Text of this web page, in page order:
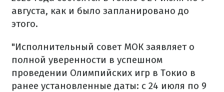
августа, как и было запланировано до
этого.
"Исполнительный совет МОК заявляет о
полной уверенности в успешном
проведении Олимпийских игр в Токио в
ранее установленные даты: с 24 июля по 9